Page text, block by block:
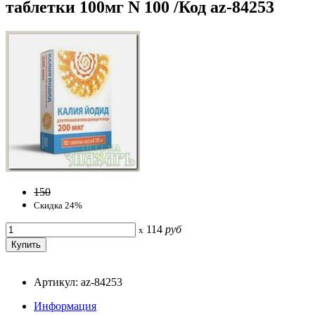
таблетки 100мг N 100 /Код az-84253
150
Скидка 24%
x 114 руб
Артикул: az-84253
Информация